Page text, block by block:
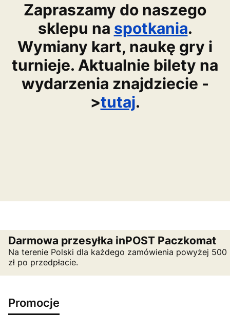
Zapraszamy do naszego
sklepu na spotkania.
Wymiany kart, naukę gry i
turnieje. Aktualnie bilety na
wydarzenia znajdziecie -
>tutaj.
Darmowa przesyłka inPOST Paczkomat
Na terenie Polski dla każdego zamówienia powyżej 500
zł po przedpłacie.
Promocje